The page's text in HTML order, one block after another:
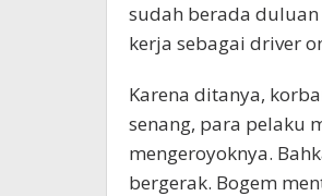
sudah berada
kerja sebagai driver
Karena ditanya,
senang, para pelaku
mengeroyoknya.
bergerak. Bogem